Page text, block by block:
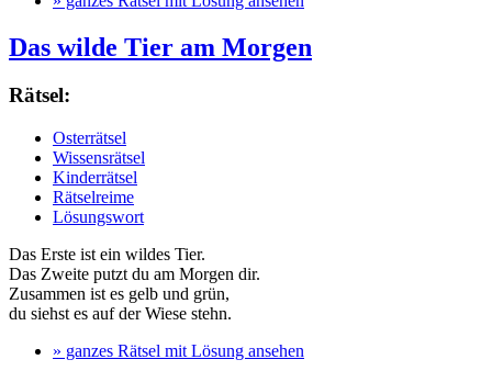
Das wilde Tier am Morgen
Rätsel:
Osterrätsel
Wissensrätsel
Kinderrätsel
Rätselreime
Lösungswort
Das Erste ist ein wildes Tier.
Das Zweite putzt du am Morgen dir.
Zusammen ist es gelb und grün,
du siehst es auf der Wiese stehn.
» ganzes Rätsel mit Lösung ansehen